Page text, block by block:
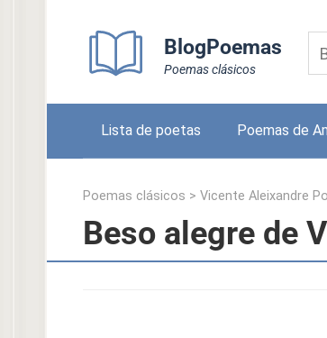
BlogPoemas
Poemas clásicos
Lista de poetas Poemas de
Poemas clásicos > Vicente Aleixandre
Beso alegre de